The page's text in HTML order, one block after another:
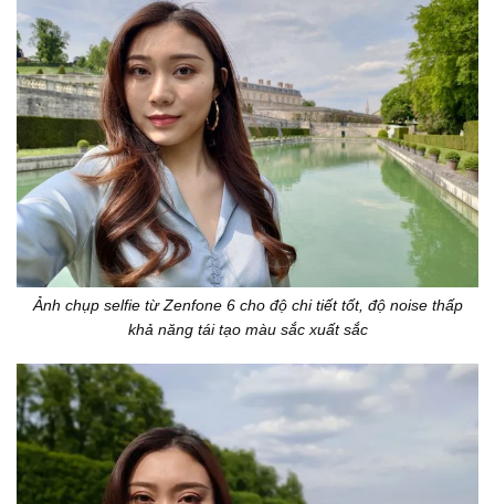
Ảnh chụp selfie từ Zenfone 6 cho độ chi tiết tốt, độ noise thấp
khả năng tái tạo màu sắc xuất sắc